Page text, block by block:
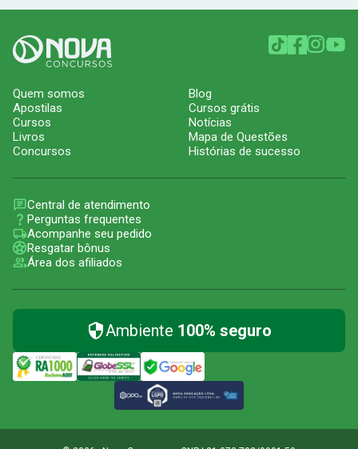
Quem somos
Apostilas
Cursos
Livros
Concursos
Blog
Cursos grátis
Notícias
Mapa de Questões
Histórias de sucesso
Central de atendimento
Perguntas frequentes
Acompanhe seu pedido
Resgatar bônus
Área dos afiliados
Ambiente 100% seguro